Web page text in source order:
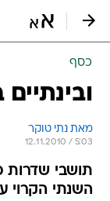
כסף
מאת נתי טוקר
12.11.2010 / 5:03
תושבי
השנתי הקרוי